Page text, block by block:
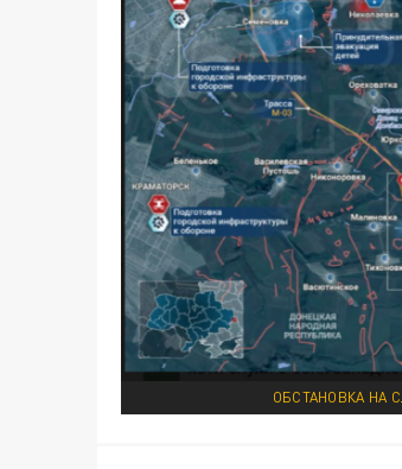
ОБСТАНОВКА НА